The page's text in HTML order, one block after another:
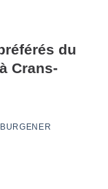
du
Crans-